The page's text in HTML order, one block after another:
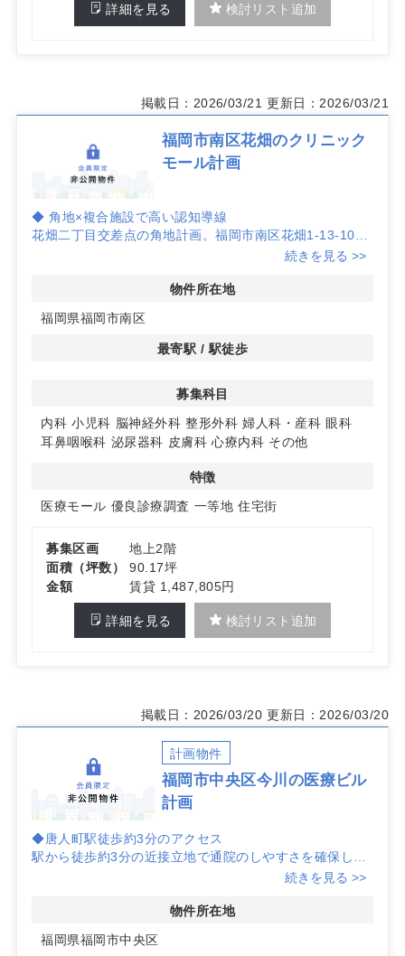
詳細を見る 検討リスト追加
掲載日：2026/03/21 更新日：2026/03/21
福岡市南区花畑のクリニック
モール計画
◆ 角地×複合施設で高い認知導線
花畑二丁目交差点の角地計画。福岡市南区花畑1-13-10の
複合施設内でのクリニックモール構想により、買い物・運
◆ 640坪スケール、分割対応で柔軟レイアウト
延床計640坪（1フロア320坪×2）。1階は約100坪の空き
区画に加え子供用品店約220坪、2階はフィットネス約
科目ニーズや導線計画に合わせた区画設計が可能です。坪
単価は15,000円を想定しています。
◆ 開業準備の見通しと留意点を明確化
今後の予定は2026年1月テナントFIX、2月条件擦り合わ
せ、3月合意書締結。竣工は2028年10月予定。定期借地
契約の満了時期は2027年12月末頃で、現テナントの退去
ケジュール設計に適しています。詳細はお問い合わせくだ
さい。
続きを見る >>
物件所在地
福岡県福岡市南区
最寄駅 / 駅徒歩
募集科目
内科 小児科 脳神経外科 整形外科 婦人科・産科 眼科
耳鼻咽喉科 泌尿器科 皮膚科 心療内科 その他
特徴
医療モール 優良診療調査 一等地 住宅街
募集区画
地上2階
面積（坪数）
90.17坪
金額
賃貸 1,487,805円
詳細を見る 検討リスト追加
掲載日：2026/03/20 更新日：2026/03/20
計画物件
福岡市中央区今川の医療ビル
計画
◆唐人町駅徒歩約3分のアクセス
駅から徒歩約3分の近接立地で通院のしやすさを確保しや
すく、雨天時や高齢者の来院にも配慮した導線計画が検討
集患力の向上を狙いやすい環境です。
◆建築条件付きの医療ビル計画
続きを見る >>
物件所在地
福岡県福岡市中央区